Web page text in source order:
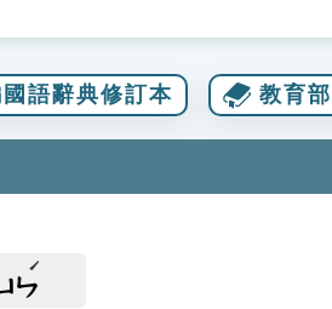
語辭典修訂本 教育
ㄣ